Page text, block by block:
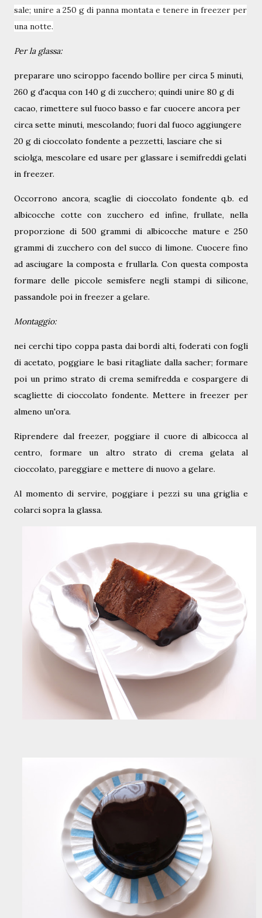
sale; unire a 250 g di panna montata e tenere in freezer per
una notte.
Per la glassa:
preparare uno sciroppo facendo bollire per circa 5 minuti,
260 g d'acqua con 140 g di zucchero; quindi unire 80 g di
cacao, rimettere sul fuoco basso e far cuocere ancora per
circa sette minuti, mescolando; fuori dal fuoco aggiungere
20 g di cioccolato fondente a pezzetti, lasciare che si
sciolga, mescolare ed usare per glassare i semifreddi gelati
in freezer.
Occorrono ancora, scaglie di cioccolato fondente q.b. ed
albicocche cotte con zucchero ed infine, frullate, nella
proporzione di 500 grammi di albicocche mature e 250
grammi di zucchero con del succo di limone. Cuocere fino
ad asciugare la composta e frullarla. Con questa composta
formare delle piccole semisfere negli stampi di silicone,
passandole poi in freezer a gelare.
Montaggio:
nei cerchi tipo coppa pasta dai bordi alti, foderati con fogli
di acetato, poggiare le basi ritagliate dalla sacher; formare
poi un primo strato di crema semifredda e cospargere di
scagliette di cioccolato fondente. Mettere in freezer per
almeno un'ora.
Riprendere dal freezer, poggiare il cuore di albicocca al
centro, formare un altro strato di crema gelata al
cioccolato, pareggiare e mettere di nuovo a gelare.
Al momento di servire, poggiare i pezzi su una griglia e
colarci sopra la glassa.